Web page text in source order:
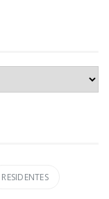
RESIDENTES